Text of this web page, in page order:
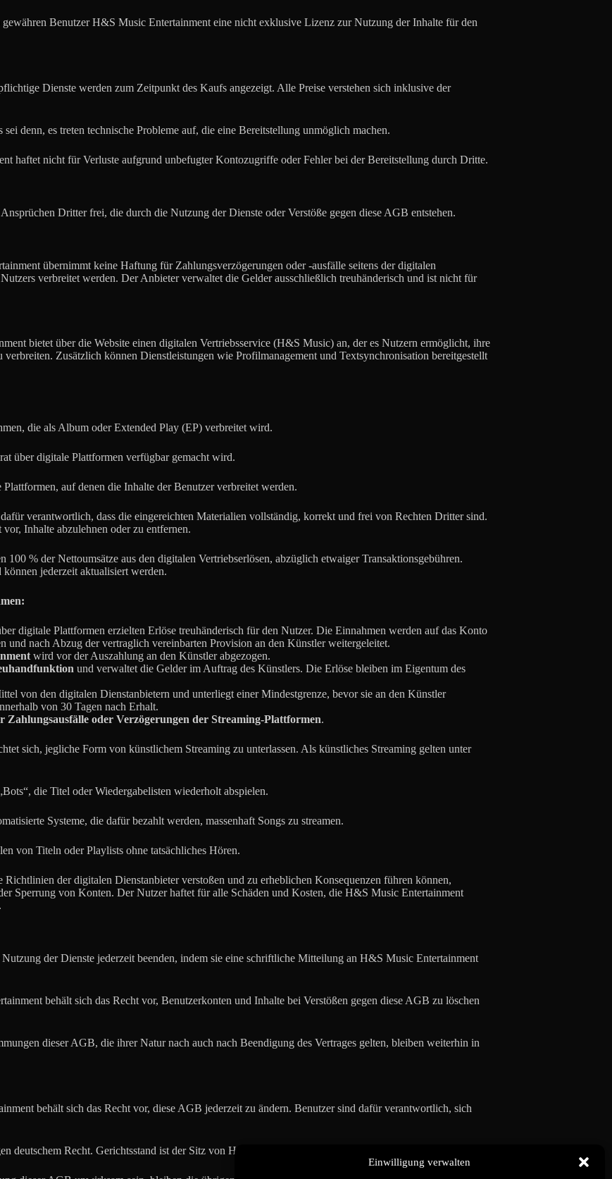
Einwilligung verwalten
Benutzer H&S Music Entertainment eine nicht exklusive Lizenz zur Nutzung der Inhalte für den
Dienste werden zum Zeitpunkt des Kaufs angezeigt. Alle Preise verstehen sich inklusive der
denn, es treten technische Probleme auf, die eine Bereitstellung unmöglich machen.
haftet nicht für Verluste aufgrund unbefugter Kontozugriffe oder Fehler bei der Bereitstellung durch Dritte.
Dritter frei, die durch die Nutzung der Dienste oder Verstöße gegen diese AGB entstehen.
übernimmt keine Haftung für Zahlungsverzögerungen oder -ausfälle seitens der digitalen
verbreitet werden. Der Anbieter verwaltet die Gelder ausschließlich treuhänderisch und ist nicht für
bietet über die Website einen digitalen Vertriebsservice (H&S Music) an, der es Nutzern ermöglicht, ihre
Zusätzlich können Dienstleistungen wie Profilmanagement und Textsynchronisation bereitgestellt
die als Album oder Extended Play (EP) verbreitet wird.
über digitale Plattformen verfügbar gemacht wird.
Plattformen, auf denen die Inhalte der Benutzer verbreitet werden.
verantwortlich, dass die eingereichten Materialien vollständig, korrekt und frei von Rechten Dritter sind.
Inhalte abzulehnen oder zu entfernen.
100 % der Nettoumsätze aus den digitalen Vertriebserlösen, abzüglich etwaiger Transaktionsgebühren.
können jederzeit aktualisiert werden.
digitale Plattformen erzielten Erlöse treuhänderisch für den Nutzer. Die Einnahmen werden auf das Konto
und nach Abzug der vertraglich vereinbarten Provision an den Künstler weitergeleitet.
wird vor der Auszahlung an den Künstler abgezogen.
und verwaltet die Gelder im Auftrag des Künstlers. Die Erlöse bleiben im Eigentum des
von den digitalen Dienstanbietern und unterliegt einer Mindestgrenze, bevor sie an den Künstler
von 30 Tagen nach Erhalt.
Zahlungsausfälle oder Verzögerungen der Streaming-Plattformen.
sich, jegliche Form von künstlichem Streaming zu unterlassen. Als künstliches Streaming gelten unter
die Titel oder Wiedergabelisten wiederholt abspielen.
Systeme, die dafür bezahlt werden, massenhaft Songs zu streamen.
von Titeln oder Playlists ohne tatsächliches Hören.
Richtlinien der digitalen Dienstanbieter verstoßen und zu erheblichen Konsequenzen führen können,
Sperrung von Konten. Der Nutzer haftet für alle Schäden und Kosten, die H&S Music Entertainment
der Dienste jederzeit beenden, indem sie eine schriftliche Mitteilung an H&S Music Entertainment
behält sich das Recht vor, Benutzerkonten und Inhalte bei Verstößen gegen diese AGB zu löschen
dieser AGB, die ihrer Natur nach auch nach Beendigung des Vertrages gelten, bleiben weiterhin in
behält sich das Recht vor, diese AGB jederzeit zu ändern. Benutzer sind dafür verantwortlich, sich
deutschem Recht. Gerichtsstand ist der Sitz von H&S Music Entertainment.